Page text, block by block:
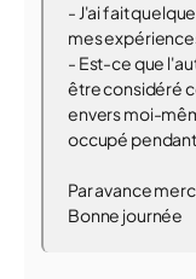
- J'ai fait
mes
- Est-ce que
être considéré
envers moi-
occupé pendant
Par avance
Bonne journée